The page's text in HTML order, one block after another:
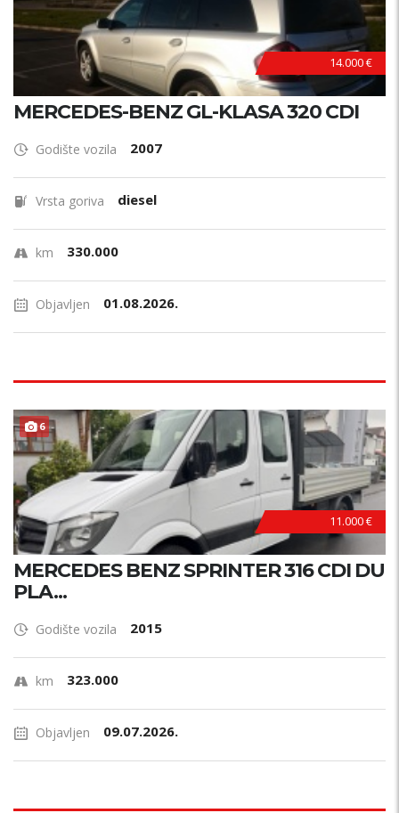
14.000 €
MERCEDES-BENZ GL-KLASA 320 CDI
Godište vozila 2007
Vrsta goriva diesel
km 330.000
Objavljen 01.08.2026.
6
11.000 €
MERCEDES BENZ SPRINTER 316 CDI DU
PLA...
Godište vozila 2015
km 323.000
Objavljen 09.07.2026.